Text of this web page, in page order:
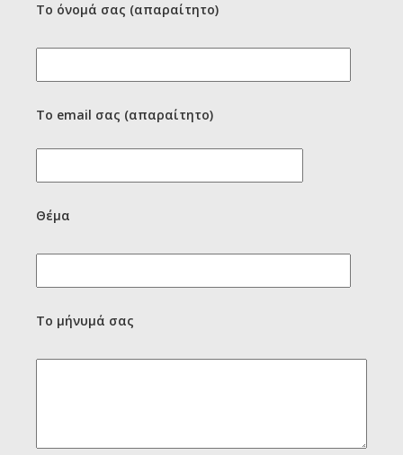
Το όνομά σας (απαραίτητο)
Το email σας (απαραίτητο)
Θέμα
Το μήνυμά σας